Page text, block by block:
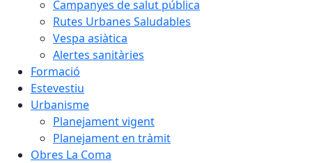
Campanyes de salut pública
Rutes Urbanes Saludables
Vespa asiàtica
Alertes sanitàries
Formació
Estevestiu
Urbanisme
Planejament vigent
Planejament en tràmit
Obres La Coma